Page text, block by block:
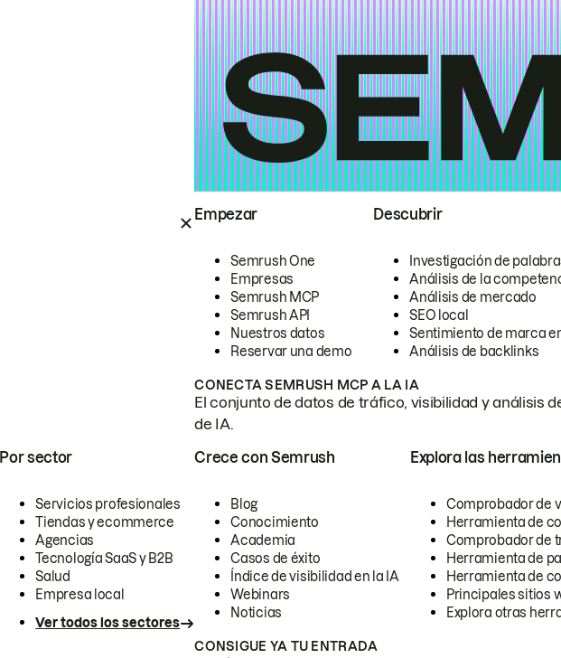
Empezar
Semrush One
Empresas
Semrush MCP
Semrush API
Nuestros datos
Reservar una demo
Descubrir
Investigación de
Análisis de la
Análisis de mercado
SEO local
Sentimiento de marca
Análisis de backlinks
CONECTA SEMRUSH MCP A LA IA
El conjunto de datos de tráfico, visibilidad y análisis
de IA.
Por sector
Servicios profesionales
Tiendas y ecommerce
Agencias
Tecnología SaaS y B2B
Salud
Empresa local
Ver todos los sectores
Crece con Semrush
Blog
Conocimiento
Academia
Casos de éxito
Índice de visibilidad en la IA
Webinars
Noticias
Explora las
Comprobador de
Herramienta de
Comprobador de
Herramienta de
Herramienta de
Principales sitios
Explora otras
CONSIGUE YA TU ENTRADA